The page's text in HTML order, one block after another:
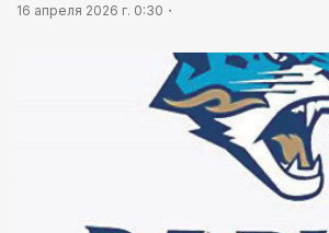
16 апреля 2026 г. 0:30